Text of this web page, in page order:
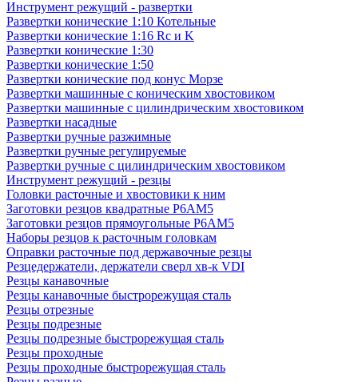
Инструмент режущий - развертки
Развертки конические 1:10 Котельные
Развертки конические 1:16 Rc и K
Развертки конические 1:30
Развертки конические 1:50
Развертки конические под конус Морзе
Развертки машинные с коническим хвостовиком
Развертки машинные с цилиндрическим хвостовиком
Развертки насадные
Развертки ручные разжимные
Развертки ручные регулируемые
Развертки ручные с цилиндрическим хвостовиком
Инструмент режущий - резцы
Головки расточные и хвостовики к ним
Заготовки резцов квадратные Р6АМ5
Заготовки резцов прямоугольные Р6АМ5
Наборы резцов к расточным головкам
Оправки расточные под державочные резцы
Резцедержатели, держатели сверл хв-к VDI
Резцы канавочные
Резцы канавочные быстрорежущая сталь
Резцы отрезные
Резцы подрезные
Резцы подрезные быстрорежущая сталь
Резцы проходные
Резцы проходные быстрорежущая сталь